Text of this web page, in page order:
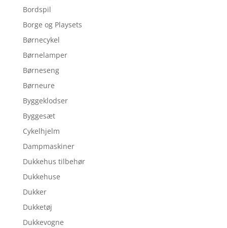
Bordspil
Borge og Playsets
Børnecykel
Børnelamper
Børneseng
Børneure
Byggeklodser
Byggesæt
Cykelhjelm
Dampmaskiner
Dukkehus tilbehør
Dukkehuse
Dukker
Dukketøj
Dukkevogne